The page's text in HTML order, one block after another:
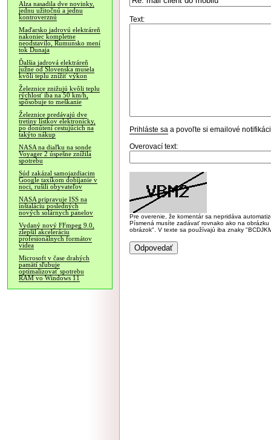
Alza nasadila dve novinky,
jednu užitočnú a jednu
kontroverznú
Maďarsko jadrovú elektráreň
nakoniec kompletne
neodstavilo, Rumunsko mení
tok Dunaja
Ďalšia jadrová elektráreň
južne od Slovenska musela
kvôli teplu znížiť výkon
Železnice znižujú kvôli teplu
rýchlosť iba na 50 km/h,
spôsobuje to meškanie
Železnice predávajú dve
tretiny lístkov elektronicky,
po donútení cestujúcich na
takýto nákup
NASA na diaľku na sonde
Voyager 2 úspešne znížila
spotrebu
Súd zakázal samojazdiacim
Google taxíkom dobíjanie v
noci, rušili obyvateľov
NASA pripravuje ISS na
inštaláciu posledných
nových solárnych panelov
Vydaný nový FFmpeg 9.0,
zlepšil akceleráciu
profesionálnych formátov
videa
Microsoft v čase drahých
pamätí sľubuje
optimalizovať spotrebu
RAM vo Windows 11
Text:
Prihláste sa a povoľte si emailové
Overovací text:
Pre overenie, že komentár sa nepridáva
Písmená musíte zadávať rovnako ako na
obrázok". V texte sa používajú iba znaky